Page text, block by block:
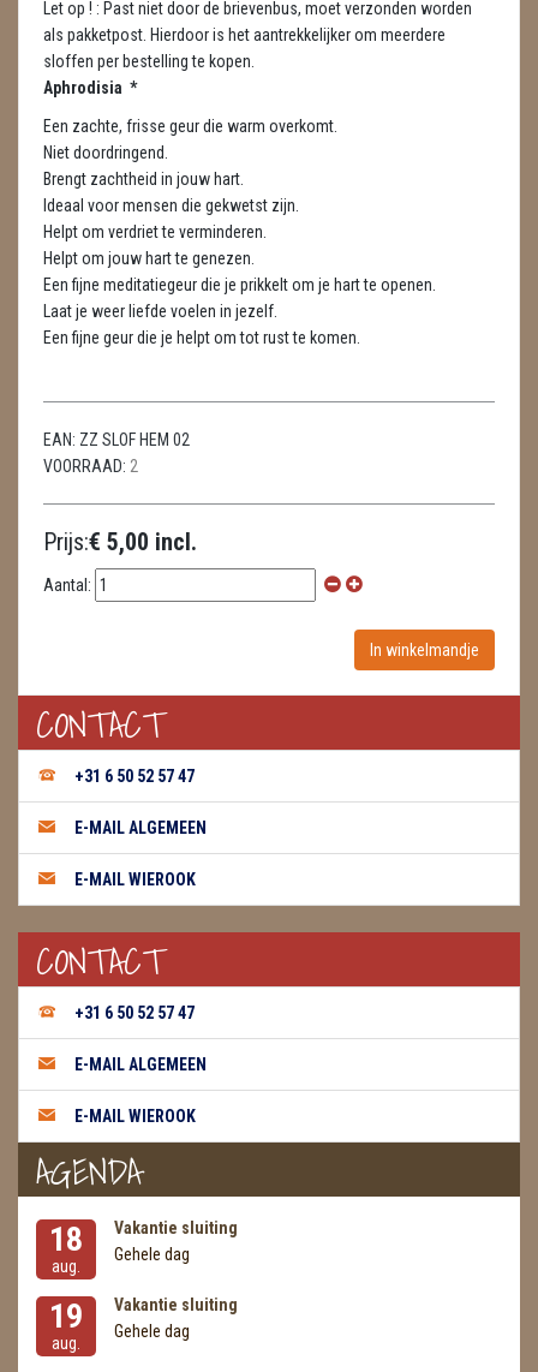
METEORIETEN
READING EN PERSOONLIJK ADVIES
SCHEDELS / SKULLS
SELENIET
SPECIALE STUKKEN
TELEFOON KOORDEN
WIEROOK, OLIE & TOEBEHOREN
WIEROOK GREEN TREE
WIEROOK NAG CHAMPA / SATYA
OLIE
WIEROOK HUTTEN & PLANKJES
ZAKJES WATER ELIXERS
Let op ! : Past niet door de brievenbus, moet verzonden worden
als pakketpost. Hierdoor is het aantrekkelijker om meerdere
sloffen per bestelling te kopen.
Aphrodisia *
Een zachte, frisse geur die warm overkomt.
Niet doordringend.
Brengt zachtheid in jouw hart.
Ideaal voor mensen die gekwetst zijn.
Helpt om verdriet te verminderen.
Helpt om jouw hart te genezen.
Een fijne meditatiegeur die je prikkelt om je hart te openen.
Laat je weer liefde voelen in jezelf.
Een fijne geur die je helpt om tot rust te komen.
EAN: ZZ SLOF HEM 02
VOORRAAD: 2
Prijs:€ 5,00 incl.
Aantal:
CONTACT
+31 6 50 52 57 47
E-MAIL ALGEMEEN
E-MAIL WIEROOK
CONTACT
+31 6 50 52 57 47
E-MAIL ALGEMEEN
E-MAIL WIEROOK
AGENDA
18
aug.
Vakantie sluiting
Gehele dag
19
aug.
Vakantie sluiting
Gehele dag